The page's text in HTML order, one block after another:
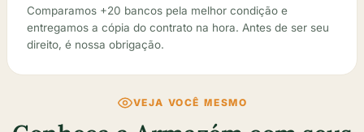
Comparamos +20 bancos pela melhor condição e
entregamos a cópia do contrato na hora. Antes de ser seu
direito, é nossa obrigação.
VEJA VOCÊ MESMO